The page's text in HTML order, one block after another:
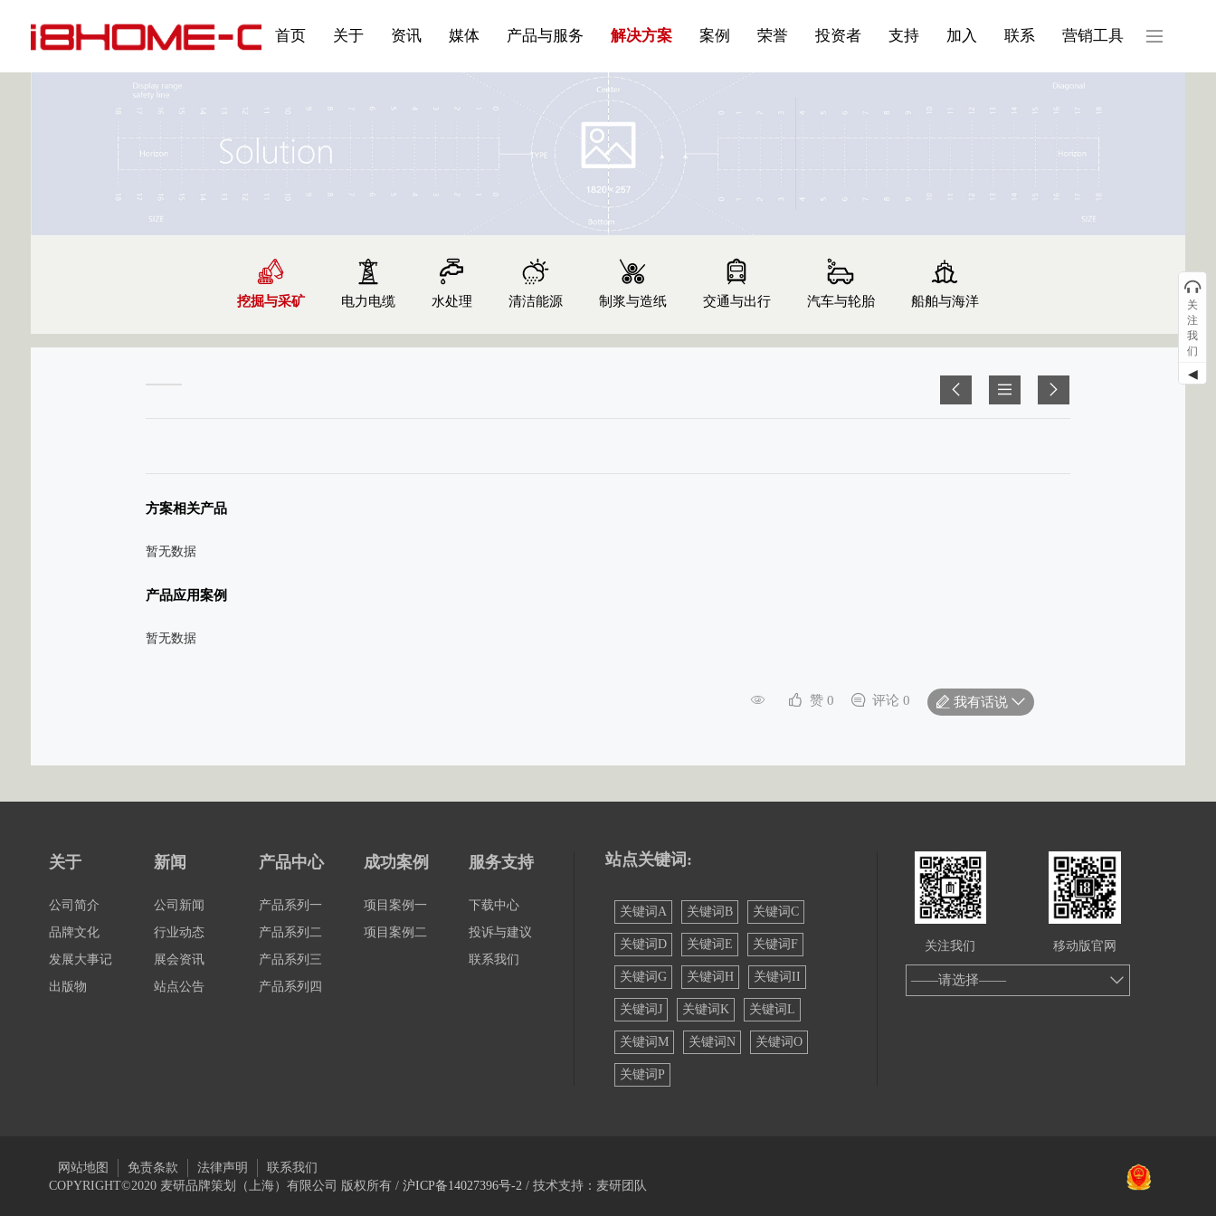
首页 关于
资讯
媒体
刊物专题三
产品与服务
产品&服务系列一 | 第02条
解决方案
案例
应用领域7
荣誉
投资者
支持
加入
联系
营销工具
挖掘与采矿 电力电缆 水处理 清洁能源 制浆与造纸 交通与出行 汽车与轮胎 船舶与海洋
方案相关产品
暂无数据
产品应用案例
暂无数据
赞 0 评论 0 我有话说
关于
公司简介
品牌文化
发展大事记
出版物
新闻
公司新闻
行业动态
展会资讯
站点公告
产品中心
产品系列一
产品系列二
产品系列三
产品系列四
成功案例
项目案例一
项目案例二
服务支持
下载中心
投诉与建议
联系我们
站点关键词:
关键词A 关键词B 关键词C
关键词D 关键词E 关键词F
关键词G 关键词H 关键词II
关键词J 关键词K 关键词L
关键词M 关键词N 关键词O
关键词P
关注我们 移动版官网
——请选择——
网站地图 免责条款 法律声明
联系我们
COPYRIGHT©2020 麦研品牌策划（上海）有限公司 版权所有 / 沪ICP备14027396号-2/ 技术支持：麦研团队
关
注
我
们
◀